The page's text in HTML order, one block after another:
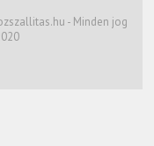
- Minden jog